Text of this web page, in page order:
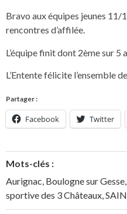
Bravo aux équipes jeunes
rencontres d’affilée.
L’équipe finit dont 2ème sur 5
L’Entente félicite l’ensemble
Partager :
Facebook Twitter
Mots-clés :
Aurignac Boulogne sur Gesse
sportive des 3 Châteaux